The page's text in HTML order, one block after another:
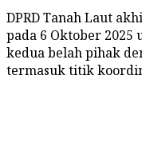
DPRD Tanah Laut
pada 6 Oktober
kedua belah pihak
termasuk titik